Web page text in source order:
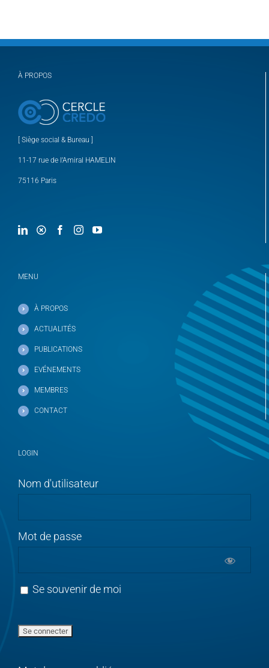
À PROPOS
[ Siège social & Bureau ]
11-17 rue de l’Amiral HAMELIN
75116 Paris
MENU
À PROPOS
ACTUALITÉS
PUBLICATIONS
EVÉNEMENTS
MEMBRES
CONTACT
LOGIN
Nom d'utilisateur
Mot de passe
Se souvenir de moi